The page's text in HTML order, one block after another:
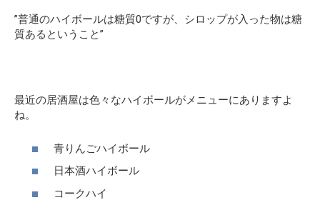
”普通のハイボールは糖質0ですが、シロップが入った物は糖
質あるということ”
最近の居酒屋は色々なハイボールがメニューにありますよ
ね。
青りんごハイボール
日本酒ハイボール
コークハイ